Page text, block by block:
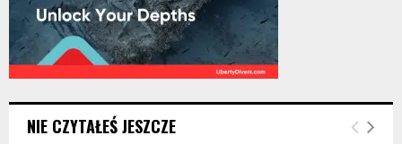
NIE CZYTAŁEŚ JESZCZE